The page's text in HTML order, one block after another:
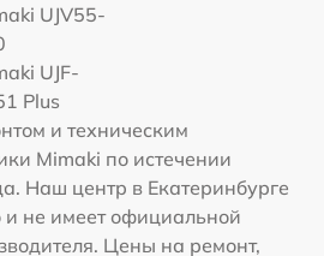
UJV55-
UJF-
Plus
и техническим
Mimaki по истечении
Наш центр в Екатеринбурге
и не имеет официальной
Цены на ремонт,